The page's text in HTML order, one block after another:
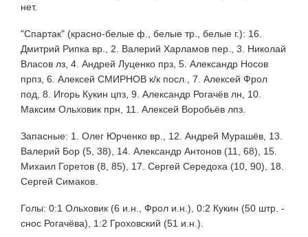
нет.
"Спартак" (красно-белые ф., белые тр., белые г.): 16.
Дмитрий Рипка вр., 2. Валерий Харламов пер., 3. Николай
Власов лз, 4. Андрей Луценко прз, 5. Александр Носов
прпз, 6. Алексей СМИРНОВ к/к посл., 7. Алексей Фрол
под, 8. Игорь Кукин цпз, 9. Александр Рогачёв лн, 10.
Максим Ольховик прн, 11. Алексей Воробьёв лпз.
Запасные: 1. Олег Юрченко вр., 12. Андрей Мурашёв, 13.
Валерий Бор (5, 38), 14. Александр Антонов (11, 68), 15.
Михаил Горетов (8, 85), 17. Сергей Середоха (10, 90), 18.
Сергей Симаков.
Голы: 0:1 Ольховик (6 и.н., Фрол и.н.), 0:2 Кукин (50 штр. -
снос Рогачёва), 1:2 Гроховский (51 и.н.).